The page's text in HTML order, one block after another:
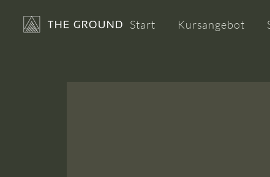
Start Kursangebot